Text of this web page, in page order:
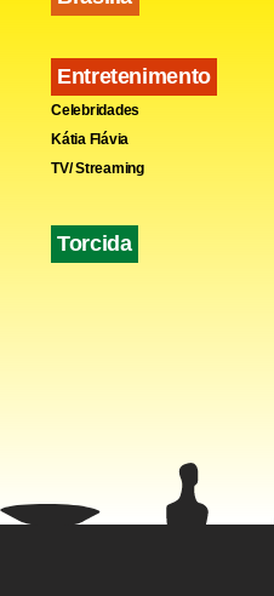
Entretenimento
Celebridades
Kátia Flávia
TV/ Streaming
Torcida